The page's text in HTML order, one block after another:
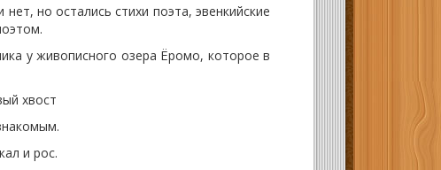
но остались стихи поэта, эвенкийские
у живописного озера Ёромо, которое в
хвост
и рос.